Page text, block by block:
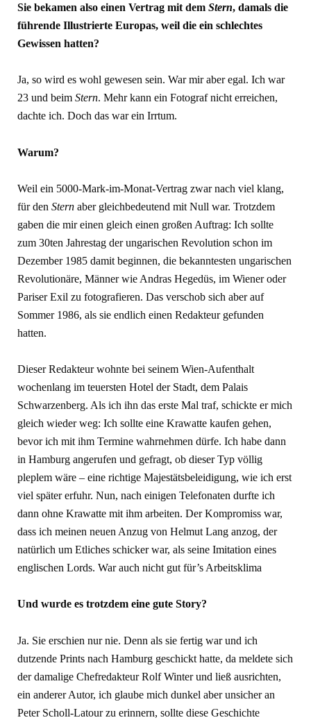
Sie bekamen also einen Vertrag mit demStern, damals die
führende Illustrierte Europas, weil die ein schlechtes
Gewissen hatten?
Ja, so wird es wohl gewesen sein. War mir aber egal. Ich war
23 und beimStern. Mehr kann ein Fotograf nicht erreichen,
dachte ich. Doch das war ein Irrtum.
Warum?
Weil ein 5000-Mark-im-Monat-Vertrag zwar nach viel klang,
für denStern aber gleichbedeutend mit Null war. Trotzdem
gaben die mir einen gleich einen großen Auftrag: Ich sollte
zum 30ten Jahrestag der ungarischen Revolution schon im
Dezember 1985 damit beginnen, die bekanntesten ungarischen
Revolutionäre, Männer wie Andras Hegedüs, im Wiener oder
Pariser Exil zu fotografieren. Das verschob sich aber auf
Sommer 1986, als sie endlich einen Redakteur gefunden
hatten.
Dieser Redakteur wohnte bei seinem Wien-Aufenthalt
wochenlang im teuersten Hotel der Stadt, dem Palais
Schwarzenberg. Als ich ihn das erste Mal traf, schickte er mich
gleich wieder weg: Ich sollte eine Krawatte kaufen gehen,
bevor ich mit ihm Termine wahrnehmen dürfe. Ich habe dann
in Hamburg angerufen und gefragt, ob dieser Typ völlig
pleplem wäre – eine richtige Majestätsbeleidigung, wie ich erst
viel später erfuhr. Nun, nach einigen Telefonaten durfte ich
dann ohne Krawatte mit ihm arbeiten. Der Kompromiss war,
dass ich meinen neuen Anzug von Helmut Lang anzog, der
natürlich um Etliches schicker war, als seine Imitation eines
englischen Lords. War auch nicht gut für’s Arbeitsklima
Und wurde es trotzdem eine gute Story?
Ja. Sie erschien nur nie. Denn als sie fertig war und ich
dutzende Prints nach Hamburg geschickt hatte, da meldete sich
der damalige Chefredakteur Rolf Winter und ließ ausrichten,
ein anderer Autor, ich glaube mich dunkel aber unsicher an
Peter Scholl-Latour zu erinnern, sollte diese Geschichte